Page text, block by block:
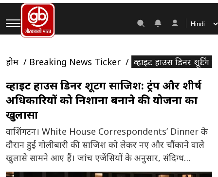
होम Breaking News Ticker व्हाइट हाउस डिनर शूटिंग
व्हाइट हाउस डिनर शूटिंग साजिश: ट्रंप और शीर्ष
अधिकारियों को निशाना बनाने की योजना का
खुलासा
वाशिंगटन। White House Correspondents’ Dinner के
दौरान हुई गोलीबारी की साजिश को लेकर नए और चौंकाने वाले
खुलासे सामने आए हैं। जांच एजेंसियों के अनुसार, संदिग्ध
हमलावर ने घटना से पहले एक घोषणापत्र भेजा था, जिसमें उसने